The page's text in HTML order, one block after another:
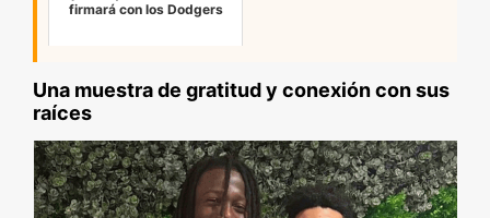
firmará con los Dodgers
Una muestra de gratitud y conexión con sus
raíces